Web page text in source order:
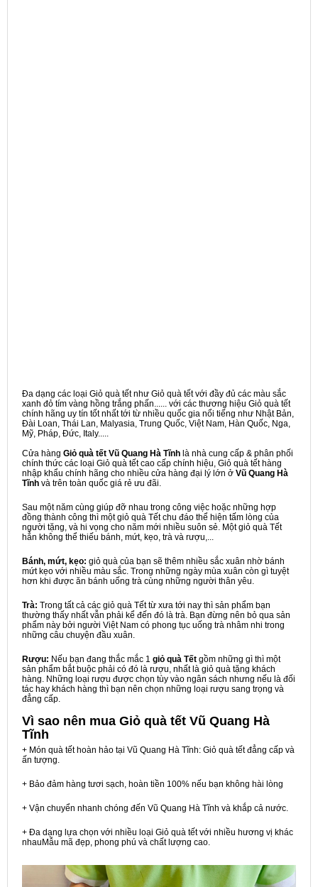
Đa dạng các loại Giỏ quà tết như Giỏ quà tết với đầy đủ các màu sắc
xanh đỏ tím vàng hồng trắng phấn...... với các thương hiệu Giỏ quà tết
chính hãng uy tín tốt nhất tới từ nhiều quốc gia nổi tiếng như Nhật Bản,
Đài Loan, Thái Lan, Malyasia, Trung Quốc, Việt Nam, Hàn Quốc, Nga,
Mỹ, Pháp, Đức, Italy.....
Cửa hàng Giỏ quà tết Vũ Quang Hà Tĩnh là nhà cung cấp & phân phối
chính thức các loại Giỏ quà tết cao cấp chính hiệu, Giỏ quà tết hàng
nhập khẩu chính hãng cho nhiều cửa hàng đại lý lớn ở Vũ Quang Hà
Tĩnh và trên toàn quốc giá rẻ ưu đãi.
Sau một năm cùng giúp đỡ nhau trong công việc hoặc những hợp
đồng thành công thì một giỏ quà Tết chu đáo thể hiện tấm lòng của
người tặng, và hi vọng cho năm mới nhiều suôn sẻ. Một giỏ quà Tết
hẳn không thể thiếu bánh, mứt, kẹo, trà và rượu,...
Bánh, mứt, kẹo: giỏ quà của bạn sẽ thêm nhiều sắc xuân nhờ bánh
mứt kẹo với nhiều màu sắc. Trong những ngày mùa xuân còn gì tuyệt
hơn khi được ăn bánh uống trà cùng những người thân yêu.
Trà: Trong tất cả các giỏ quà Tết từ xưa tới nay thì sản phẩm bạn
thường thấy nhất vẫn phải kể đến đó là trà. Bạn đừng nên bỏ qua sản
phẩm này bởi người Việt Nam có phong tục uống trà nhâm nhi trong
những câu chuyện đầu xuân.
Rượu: Nếu bạn đang thắc mắc 1 giỏ quà Tết gồm những gì thì một
sản phẩm bắt buộc phải có đó là rượu, nhất là giỏ quà tặng khách
hàng. Những loại rượu được chọn tùy vào ngân sách nhưng nếu là đối
tác hay khách hàng thì bạn nên chọn những loại rượu sang trọng và
đẳng cấp.
Vì sao nên mua Giỏ quà tết Vũ Quang Hà
Tĩnh
+ Món quà tết hoàn hảo tại Vũ Quang Hà Tĩnh: Giỏ quà tết đẳng cấp và
ấn tượng.
+ Bảo đảm hàng tươi sạch, hoàn tiền 100% nếu bạn không hài lòng
+ Vận chuyển nhanh chóng đến Vũ Quang Hà Tĩnh và khắp cả nước.
+ Đa dạng lựa chọn với nhiều loại Giỏ quà tết với nhiều hương vị khác
nhauMẫu mã đẹp, phong phú và chất lượng cao.